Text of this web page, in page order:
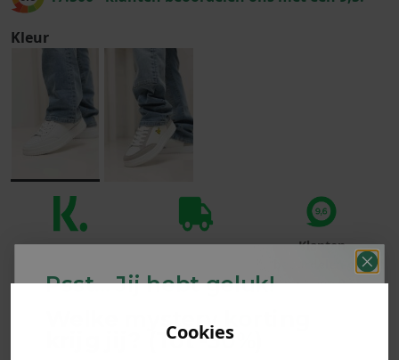
Cookies
Kleur
Klanten
beoordelen ons
met een 9,6!
PRODUCTINFORMATIE
Psst... Jij hebt geluk!
Welke mystery
krijg jij? (Tot-30%